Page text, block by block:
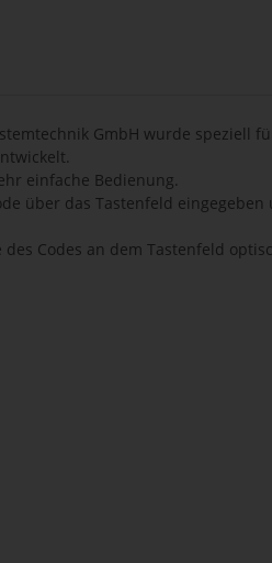
GmbH wurde
einfache Bedienung.
über das Tastenfeld
Codes an dem Tastenfeld